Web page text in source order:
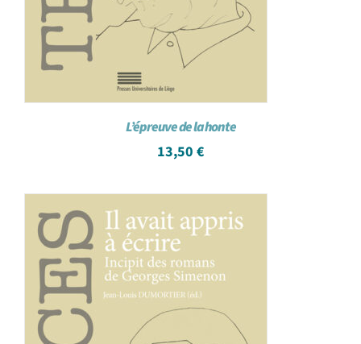
L’épreuve de la honte
13,50 €